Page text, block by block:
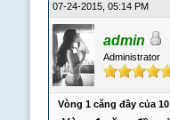
07-24-2015, 05:14 PM
admin
Administrator
Vòng 1 căng đầy của